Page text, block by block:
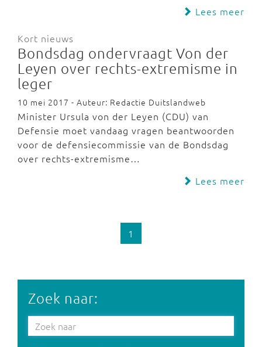
Lees meer
Kort nieuws
Bondsdag ondervraagt Von der
Leyen over rechts-extremisme in
leger
10 mei 2017 - Auteur: Redactie Duitslandweb
Minister Ursula von der Leyen (CDU) van
Defensie moet vandaag vragen beantwoorden
voor de defensiecommissie van de Bondsdag
over rechts-extremisme…
Lees meer
1
Zoek naar: